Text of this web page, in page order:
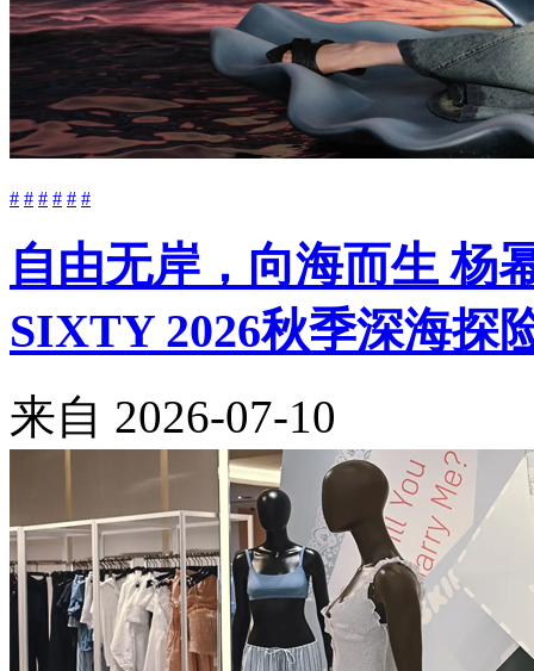
# # # # # #
自由无岸，向海而生 杨
SIXTY 2026秋季深海探
来自 2026-07-10